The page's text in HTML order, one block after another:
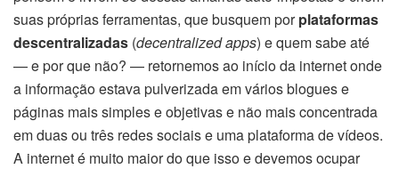
suas próprias ferramentas, que busquem porplataformas
descentralizadas (decentralized apps) e quem sabe até
— e por que não? — retornemos ao início da internet onde
a informação estava pulverizada em vários blogues e
páginas mais simples e objetivas e não mais concentrada
em duas ou três redes sociais e uma plataforma de vídeos.
A internet é muito maior do que isso e devemos ocupar